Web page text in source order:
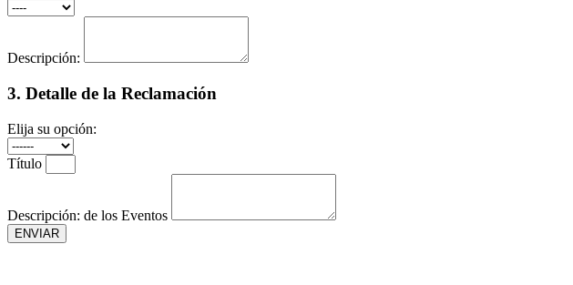
Descripción:
3. Detalle de la Reclamación
Elija su opción:
Título
Descripción: de los Eventos
ENVIAR